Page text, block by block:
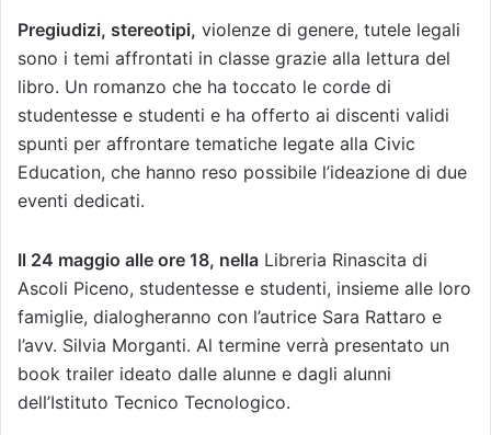
Pregiudizi, stereotipi, violenze di genere, tutele legali
sono i temi affrontati in classe grazie alla lettura del
libro. Un romanzo che ha toccato le corde di
studentesse e studenti e ha offerto ai discenti validi
spunti per affrontare tematiche legate alla Civic
Education, che hanno reso possibile l’ideazione di due
eventi dedicati.
Il 24 maggio alle ore 18, nella Libreria Rinascita di
Ascoli Piceno, studentesse e studenti, insieme alle loro
famiglie, dialogheranno con l’autrice Sara Rattaro e
l’avv. Silvia Morganti. Al termine verrà presentato un
book trailer ideato dalle alunne e dagli alunni
dell’Istituto Tecnico Tecnologico.